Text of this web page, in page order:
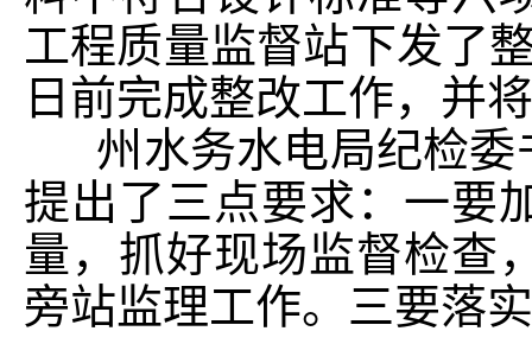
工程质量监督站下发了
日前完成整改工作，并
州水务水电局纪检委
提出了三点要求：一要
量，抓好现场监督检查
旁站监理工作。三要落
上一条：州水利水电基